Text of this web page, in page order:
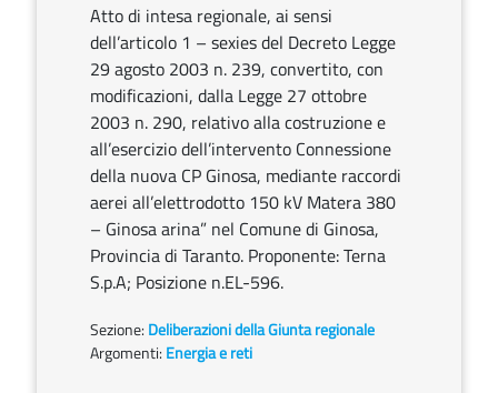
Atto di intesa regionale, ai sensi
dell’articolo 1 – sexies del Decreto Legge
29 agosto 2003 n. 239, convertito, con
modificazioni, dalla Legge 27 ottobre
2003 n. 290, relativo alla costruzione e
all’esercizio dell’intervento Connessione
della nuova CP Ginosa, mediante raccordi
aerei all’elettrodotto 150 kV Matera 380
– Ginosa arina” nel Comune di Ginosa,
Provincia di Taranto. Proponente: Terna
S.p.A; Posizione n.EL-596.
Sezione: Deliberazioni della Giunta regionale
Argomenti: Energia e reti